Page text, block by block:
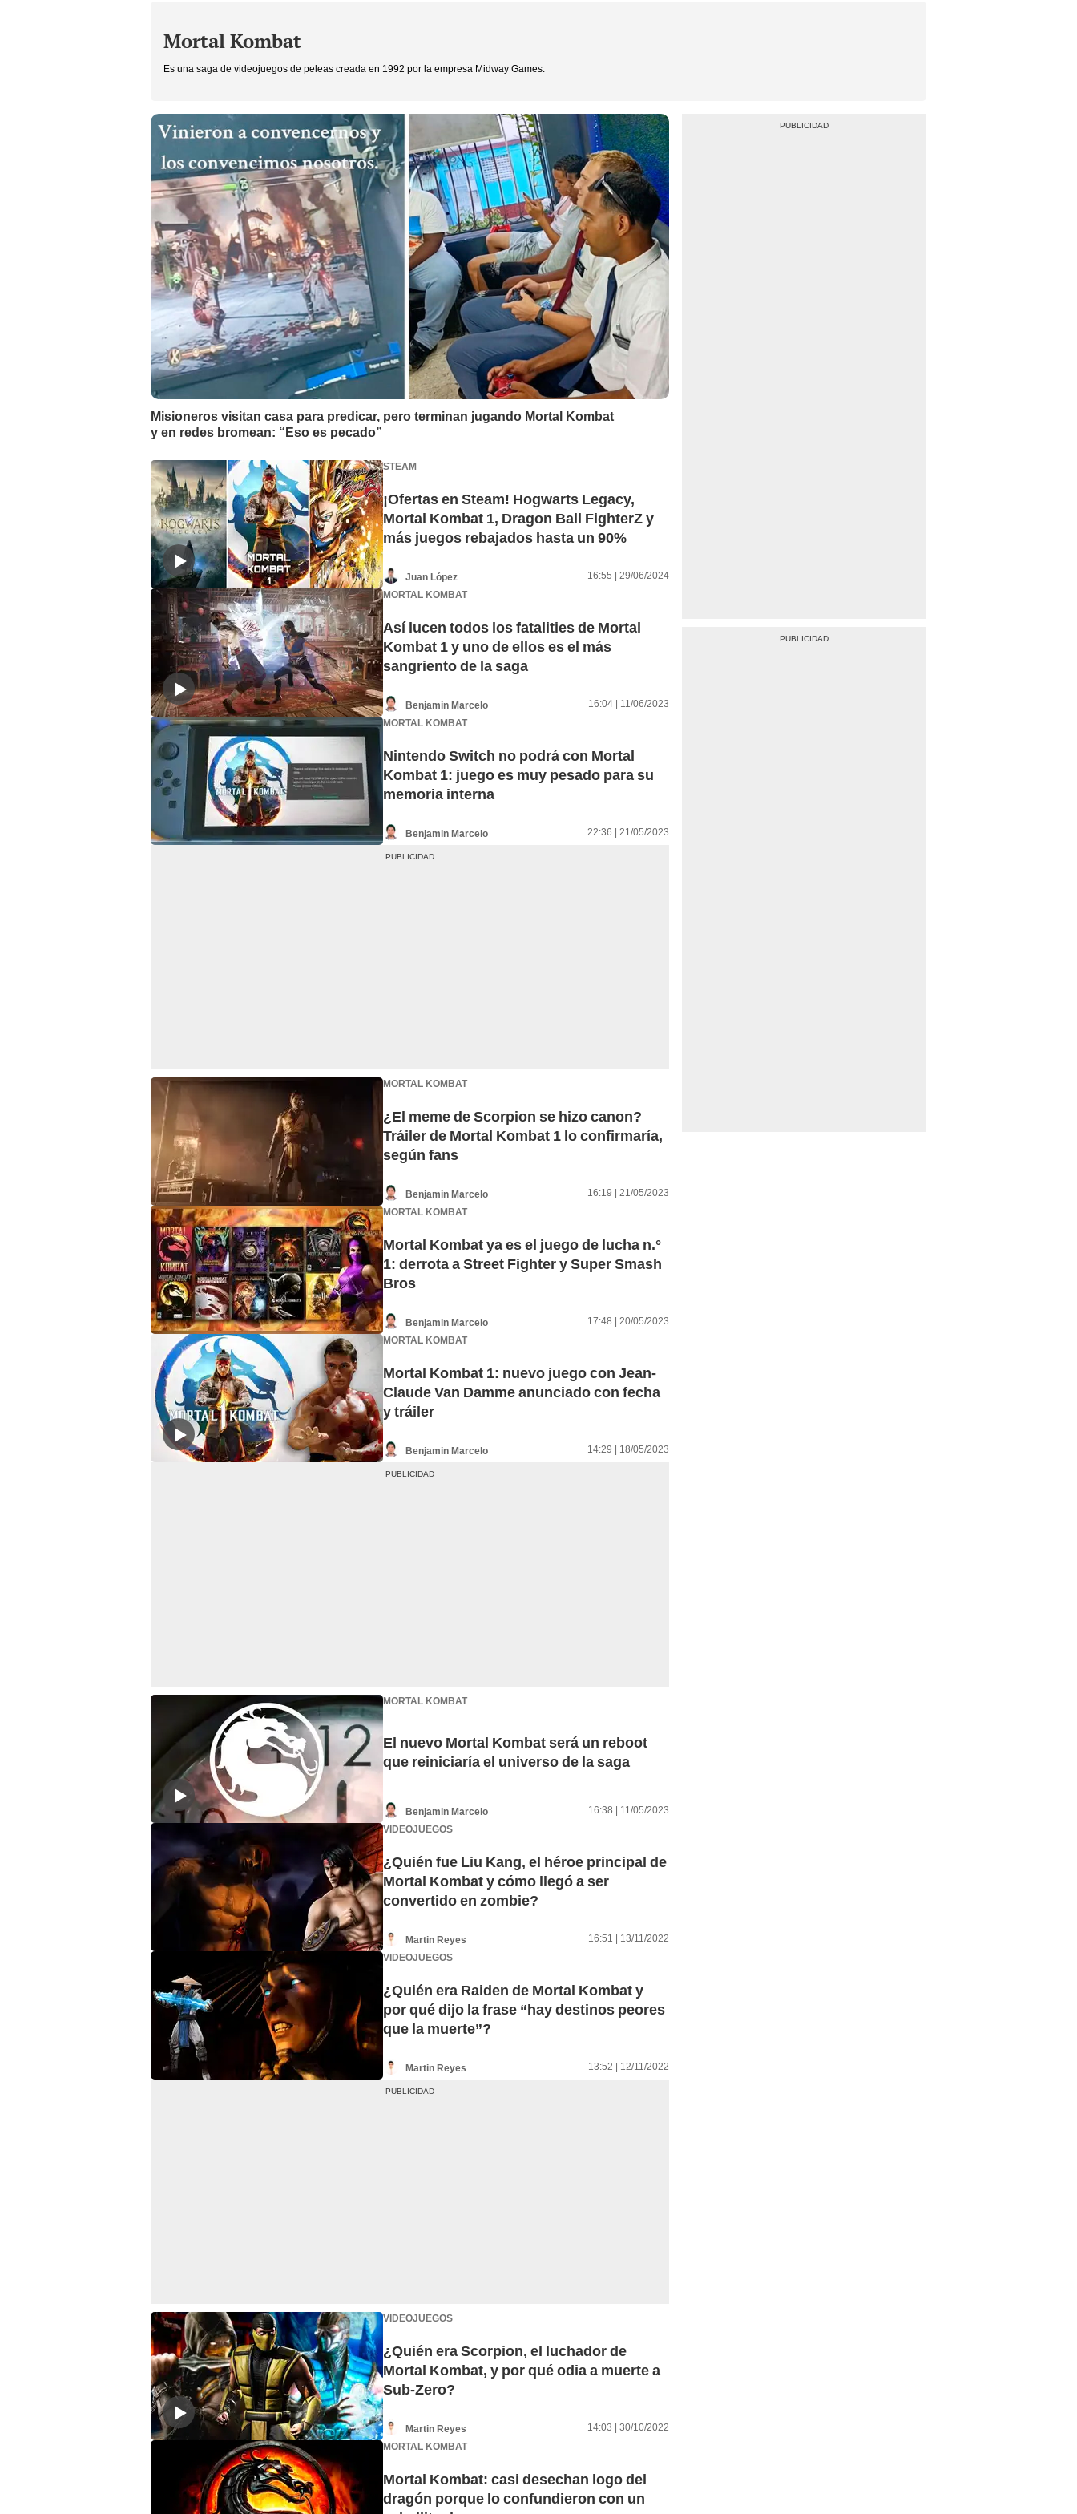
Mortal Kombat
Es una saga de videojuegos de peleas creada en 1992 por la empresa Midway Games.
Misioneros visitan casa para predicar, pero terminan jugando Mortal Kombat
y en redes bromean: “Eso es pecado”
STEAM
¡Ofertas en Steam! Hogwarts Legacy,
Mortal Kombat 1, Dragon Ball FighterZ y
más juegos rebajados hasta un 90%
Juan López
16:55 | 29/06/2024
MORTAL KOMBAT
Así lucen todos los fatalities de Mortal
Kombat 1 y uno de ellos es el más
sangriento de la saga
Benjamin Marcelo
16:04 | 11/06/2023
MORTAL KOMBAT
Nintendo Switch no podrá con Mortal
Kombat 1: juego es muy pesado para su
memoria interna
Benjamin Marcelo 22:36 | 21/05/2023
MORTAL KOMBAT
¿El meme de Scorpion se hizo canon?
Tráiler de Mortal Kombat 1 lo confirmaría,
según fans
Benjamin Marcelo
16:19 | 21/05/2023
MORTAL KOMBAT
Mortal Kombat ya es el juego de lucha n.°
1: derrota a Street Fighter y Super Smash
Bros
Benjamin Marcelo
17:48 | 20/05/2023
MORTAL KOMBAT
Mortal Kombat 1: nuevo juego con Jean-
Claude Van Damme anunciado con fecha
y tráiler
Benjamin Marcelo 14:29 | 18/05/2023
MORTAL KOMBAT
El nuevo Mortal Kombat será un reboot
que reiniciaría el universo de la saga
Benjamin Marcelo
16:38 | 11/05/2023
VIDEOJUEGOS
¿Quién fue Liu Kang, el héroe principal de
Mortal Kombat y cómo llegó a ser
convertido en zombie?
Martin Reyes
16:51 | 13/11/2022
VIDEOJUEGOS
¿Quién era Raiden de Mortal Kombat y
por qué dijo la frase “hay destinos peores
que la muerte”?
Martin Reyes 13:52 | 12/11/2022
VIDEOJUEGOS
¿Quién era Scorpion, el luchador de
Mortal Kombat, y por qué odia a muerte a
Sub-Zero?
Martin Reyes
14:03 | 30/10/2022
MORTAL KOMBAT
Mortal Kombat: casi desechan logo del
dragón porque lo confundieron con un